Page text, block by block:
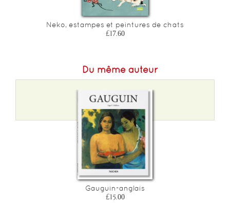
Neko, estampes et peintures de chats
£17.60
Du même auteur
Gauguin-anglais
£15.00